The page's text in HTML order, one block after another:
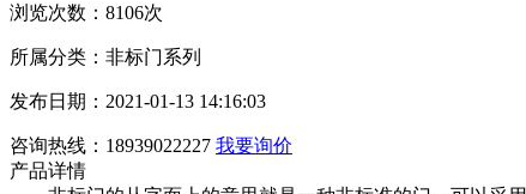
浏览次数：8106次
所属分类：非标门系列
发布日期：2021-01-13 14:16:03
咨询热线：18939022227 我要询价
产品详情